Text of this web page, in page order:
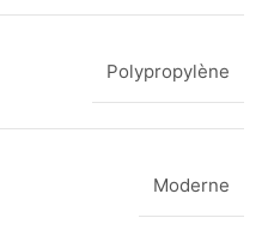
Polypropylène
Moderne